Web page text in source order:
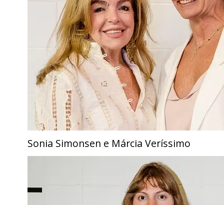
Sonia Simonsen e Márcia Veríssimo